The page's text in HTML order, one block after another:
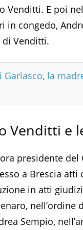
Venditti. E poi
in congedo,
Venditti.
Garlasco, la
Venditti e
presidente del
a Brescia
in atti
nell’ordine
Sempio,